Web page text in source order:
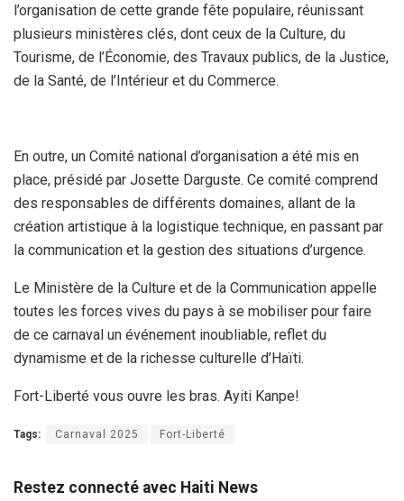
l’organisation de cette grande fête populaire, réunissant
plusieurs ministères clés, dont ceux de la Culture, du
Tourisme, de l’Économie, des Travaux publics, de la Justice,
de la Santé, de l’Intérieur et du Commerce.
En outre, un Comité national d’organisation a été mis en
place, présidé par Josette Darguste. Ce comité comprend
des responsables de différents domaines, allant de la
création artistique à la logistique technique, en passant par
la communication et la gestion des situations d’urgence.
Le Ministère de la Culture et de la Communication appelle
toutes les forces vives du pays à se mobiliser pour faire
de ce carnaval un événement inoubliable, reflet du
dynamisme et de la richesse culturelle d’Haïti.
Fort-Liberté vous ouvre les bras. Ayiti Kanpe!
Tags: Carnaval 2025 Fort-Liberté
Restez connecté avec Haiti News